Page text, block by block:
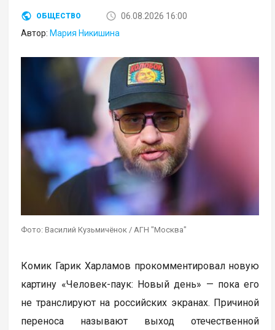
ОБЩЕСТВО
06.08.2026 16:00
Автор: Мария Никишина
Фото: Василий Кузьмичёнок / АГН "Москва"
Комик Гарик Харламов прокомментировал новую
картину «Человек-паук: Новый день» — пока его
не транслируют на российских экранах. Причиной
переноса называют выход отечественной